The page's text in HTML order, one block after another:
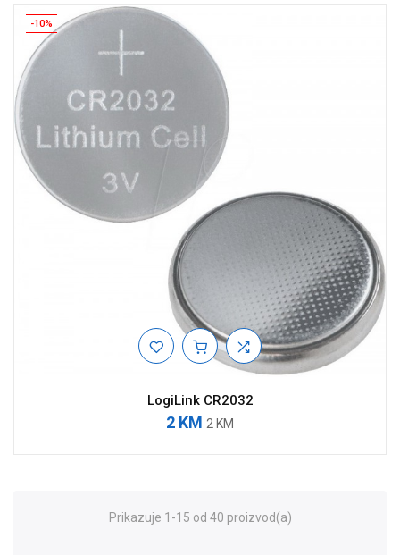
-10%
LogiLink CR2032
2 KM 2 KM
Prikazuje 1-15 od 40 proizvod(a)